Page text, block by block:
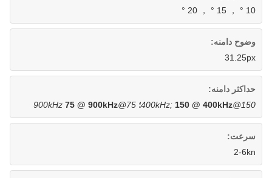
10 ° ， 15 ° ， 20 °
وضوح دامنه:
31.25px
حداکثر دامنه:
150@400kHz;
150 @ 400kHz؛ 75@900kHz
75 @ 900kHz
سرعت:
2-6kn